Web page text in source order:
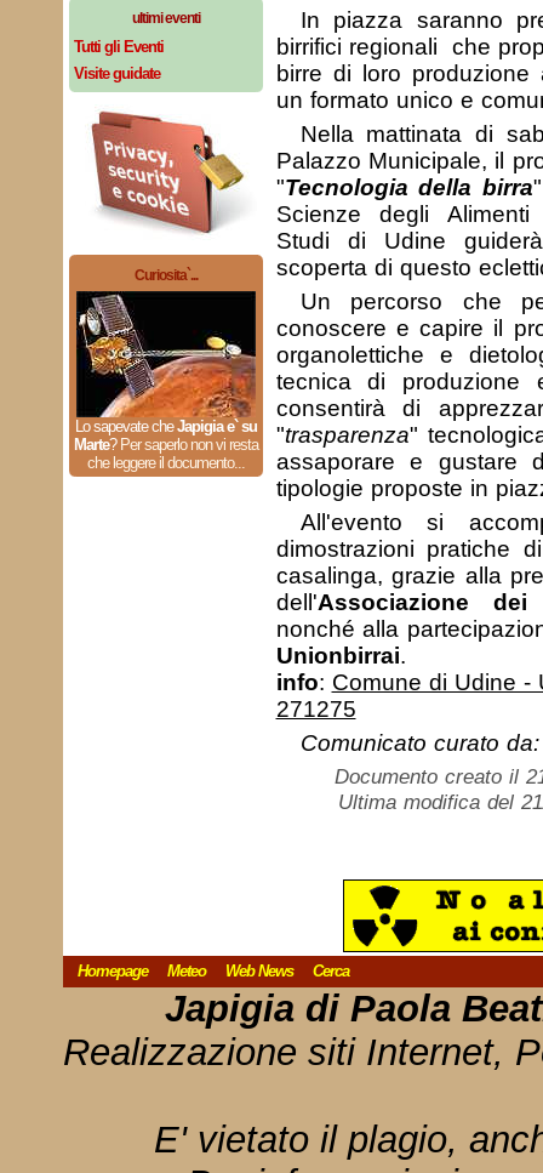
ultimi eventi
Tutti gli Eventi
Visite guidate
Curiosita`...
Lo sapevate cheJapigia e` su
Marte? Per saperlo non vi resta
che leggere il documento...
In piazza saranno
birrifici regionali che
birre di loro
un formato unico e
Nella mattinata di
Palazzo Municipale, il
"Tecnologia della birra
Scienze degli Alimenti
Studi di Udine
scoperta di questo
Un percorso che
conoscere e capire il
organolettiche e
tecnica di produzione
consentirà di
"trasparenza"
assaporare e gustare
tipologie proposte in
All'evento si
dimostrazioni pratiche
casalinga, grazie alla
dell'Associazione
nonché alla
Unionbirrai.
info: Comune di Udine -
271275
Comunicato curato
Documento creato il
Ultima modifica del
Homepage Meteo Web News Cerca
Japigia di Paola
Realizzazione siti Internet,
E' vietato il plagio,